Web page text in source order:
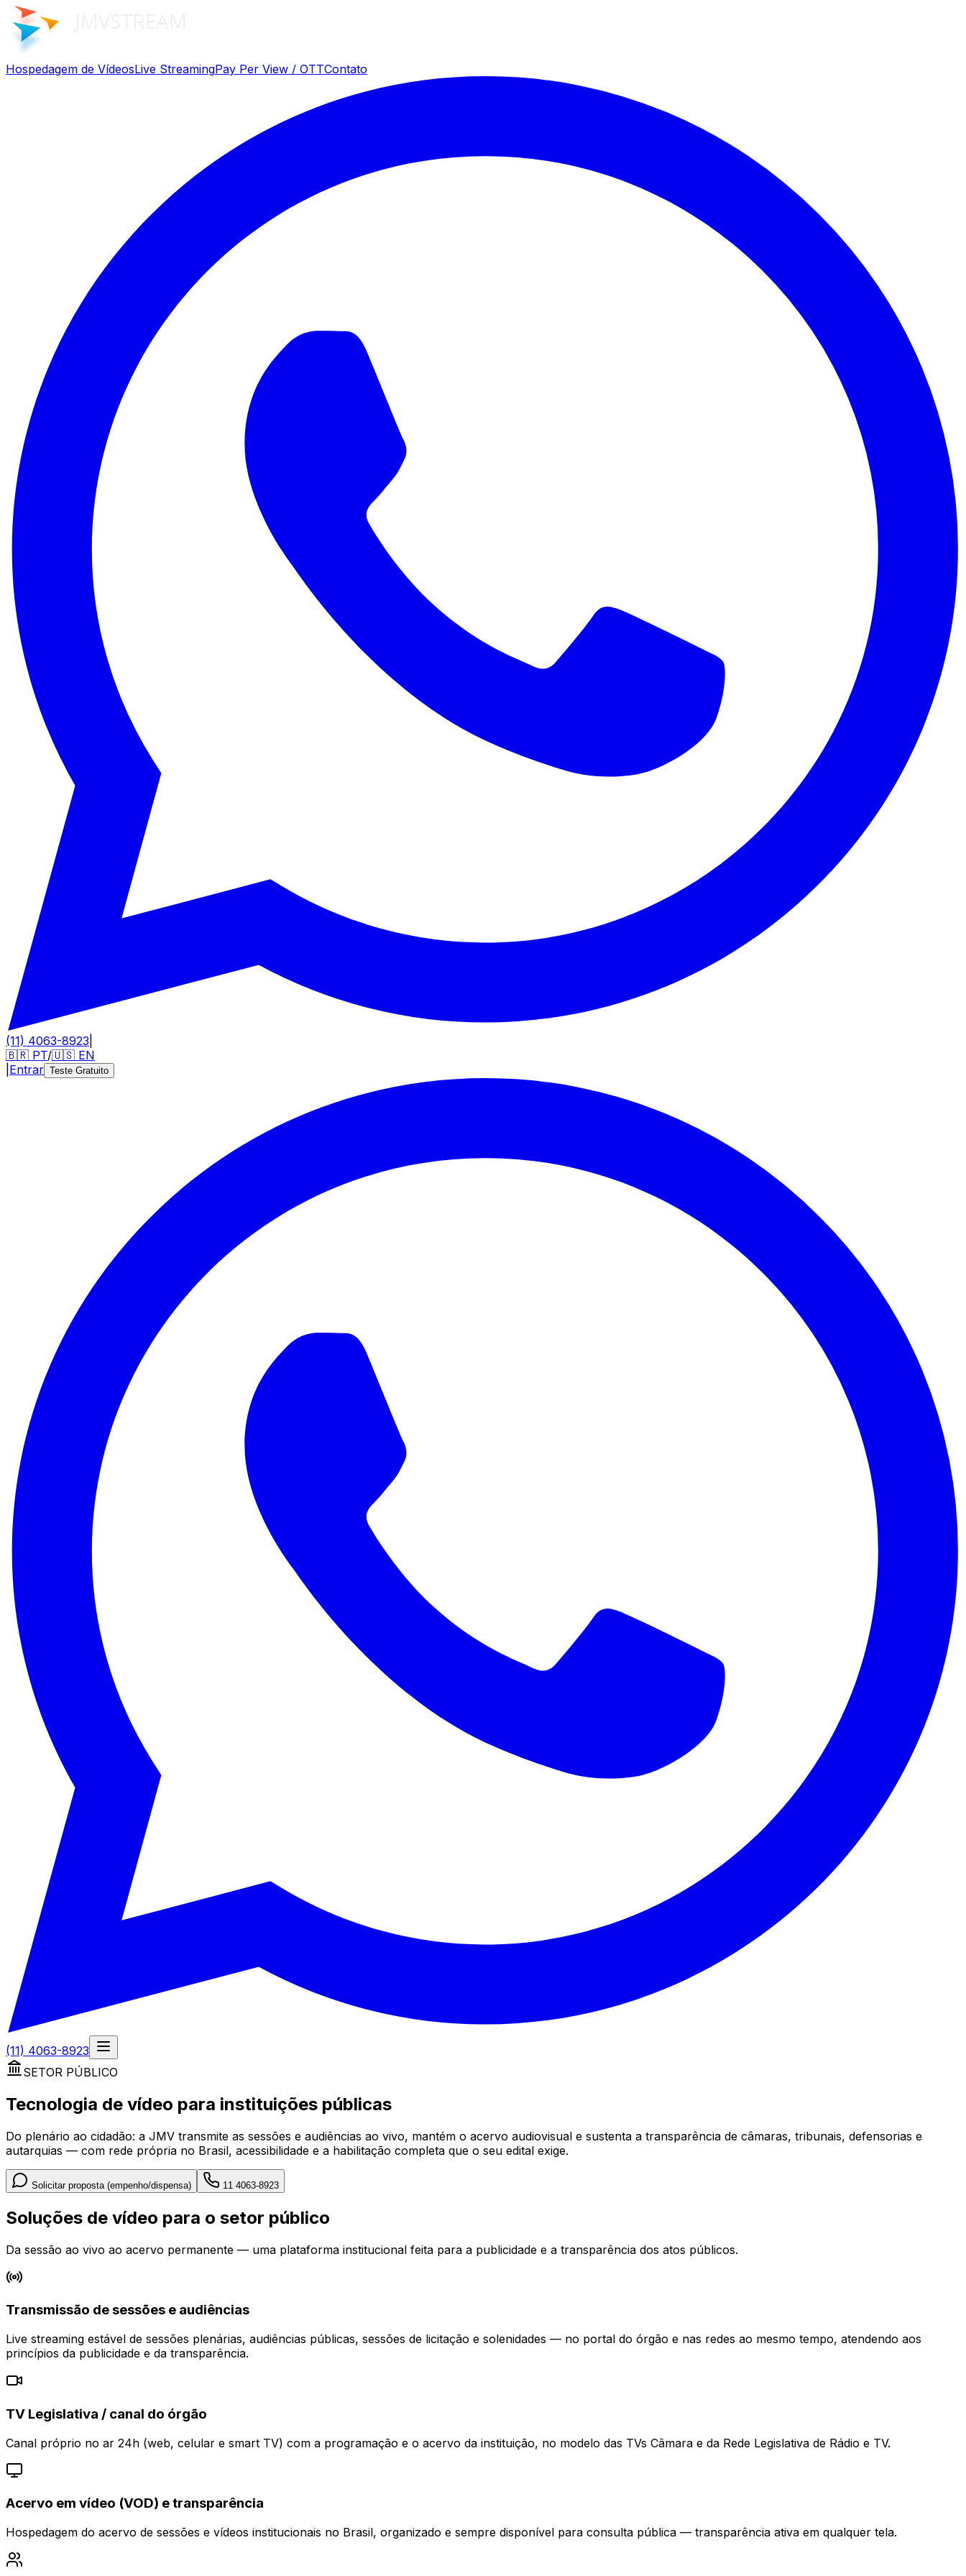
Hospedagem de VídeosLive StreamingPay Per View / OTTContato
(11) 4063-8923
🇧🇷 PT/🇺🇸 EN
Entrar Teste Gratuito
(11) 4063-8923
SETOR PÚBLICO
Tecnologia de vídeo para instituições públicas
Do plenário ao cidadão: a JMV transmite as sessões e audiências ao vivo, mantém o acervo audiovisual e sustenta a transparência de câmaras, tribunais, defensorias e
autarquias — com rede própria no Brasil, acessibilidade e a habilitação completa que o seu edital exige.
Solicitar proposta (empenho/dispensa) 11 4063-8923
Soluções de vídeo para o setor público
Da sessão ao vivo ao acervo permanente — uma plataforma institucional feita para a publicidade e a transparência dos atos públicos.
Transmissão de sessões e audiências
Live streaming estável de sessões plenárias, audiências públicas, sessões de licitação e solenidades — no portal do órgão e nas redes ao mesmo tempo, atendendo aos
princípios da publicidade e da transparência.
TV Legislativa / canal do órgão
Canal próprio no ar 24h (web, celular e smart TV) com a programação e o acervo da instituição, no modelo das TVs Câmara e da Rede Legislativa de Rádio e TV.
Acervo em vídeo (VOD) e transparência
Hospedagem do acervo de sessões e vídeos institucionais no Brasil, organizado e sempre disponível para consulta pública — transparência ativa em qualquer tela.